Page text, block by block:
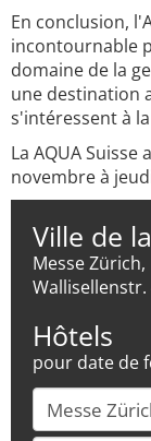
En conclusion,
incontournable
domaine de la
une destination
s'intéressent à
La AQUA
novembre à
Ville de
Messe Zürich,
Wallisellenstr.
Hôtels
pour date de